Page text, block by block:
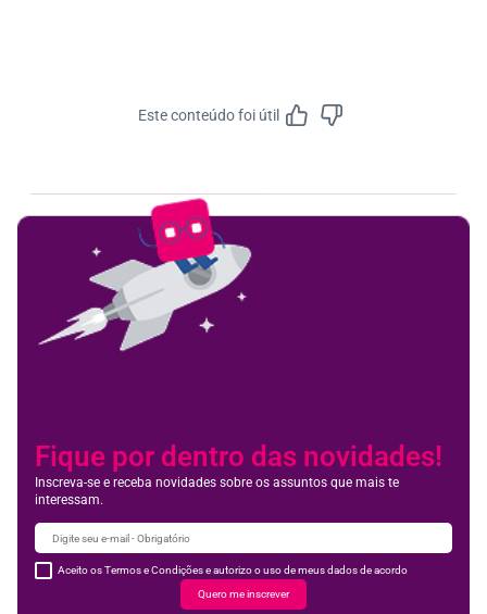
Este conteúdo foi útil
Fique por dentro das novidades!
Inscreva-se e receba novidades sobre os assuntos que mais te
interessam.
Aceito os Termos e Condições e autorizo o uso de meus dados de acordo
Quero me inscrever